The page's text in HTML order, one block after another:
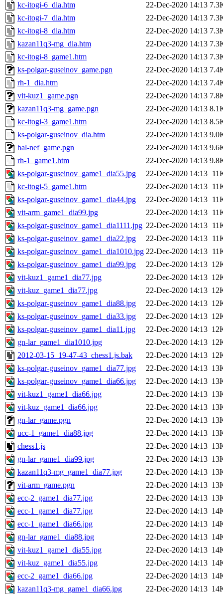
kc-itogi-6_dia.htm
22-Dec-2020 14:13
kc-itogi-7_dia.htm
22-Dec-2020 14:13
kc-itogi-8_dia.htm
22-Dec-2020 14:13
kazan11q3-mg_dia.htm
22-Dec-2020 14:13
kc-itogi-8_game1.htm
22-Dec-2020 14:13
ks-polgar-guseinov_game.pgn
22-Dec-2020 14:13
rh-1_dia.htm
22-Dec-2020 14:13
vit-kuz1_game.pgn
22-Dec-2020 14:13
kazan11q3-mg_game.pgn
22-Dec-2020 14:13
kc-itogi-3_game1.htm
22-Dec-2020 14:13
ks-polgar-guseinov_dia.htm
22-Dec-2020 14:13
bal-nef_game.pgn
22-Dec-2020 14:13
rh-1_game1.htm
22-Dec-2020 14:13
ks-polgar-guseinov_game1_dia55.jpg
22-Dec-2020 14:13
kc-itogi-5_game1.htm
22-Dec-2020 14:13
ks-polgar-guseinov_game1_dia44.jpg
22-Dec-2020 14:13
vit-arm_game1_dia99.jpg
22-Dec-2020 14:13
ks-polgar-guseinov_game1_dia1111.jpg 22-Dec-2020 14:13
ks-polgar-guseinov_game1_dia22.jpg
22-Dec-2020 14:13
ks-polgar-guseinov_game1_dia1010.jpg 22-Dec-2020 14:13
ks-polgar-guseinov_game1_dia99.jpg
22-Dec-2020 14:13
vit-kuz1_game1_dia77.jpg
22-Dec-2020 14:13
vit-kuz_game1_dia77.jpg
22-Dec-2020 14:13
ks-polgar-guseinov_game1_dia88.jpg
22-Dec-2020 14:13
ks-polgar-guseinov_game1_dia33.jpg
22-Dec-2020 14:13
ks-polgar-guseinov_game1_dia11.jpg
22-Dec-2020 14:13
gn-lar_game1_dia1010.jpg
22-Dec-2020 14:13
2012-03-15_19-47-43_chess1.js.bak
22-Dec-2020 14:13
ks-polgar-guseinov_game1_dia77.jpg
22-Dec-2020 14:13
ks-polgar-guseinov_game1_dia66.jpg
22-Dec-2020 14:13
vit-kuz1_game1_dia66.jpg
22-Dec-2020 14:13
vit-kuz_game1_dia66.jpg
22-Dec-2020 14:13
gn-lar_game.pgn
22-Dec-2020 14:13
ucc-1_game1_dia88.jpg
22-Dec-2020 14:13
chess1.js
22-Dec-2020 14:13
gn-lar_game1_dia99.jpg
22-Dec-2020 14:13
kazan11q3-mg_game1_dia77.jpg
22-Dec-2020 14:13
vit-arm_game.pgn
22-Dec-2020 14:13
ecc-2_game1_dia77.jpg
22-Dec-2020 14:13
ecc-1_game1_dia77.jpg
22-Dec-2020 14:13
ecc-1_game1_dia66.jpg
22-Dec-2020 14:13
gn-lar_game1_dia88.jpg
22-Dec-2020 14:13
vit-kuz1_game1_dia55.jpg
22-Dec-2020 14:13
vit-kuz_game1_dia55.jpg
22-Dec-2020 14:13
ecc-2_game1_dia66.jpg
22-Dec-2020 14:13
kazan11q3-mg_game1_dia66.jpg
22-Dec-2020 14:13